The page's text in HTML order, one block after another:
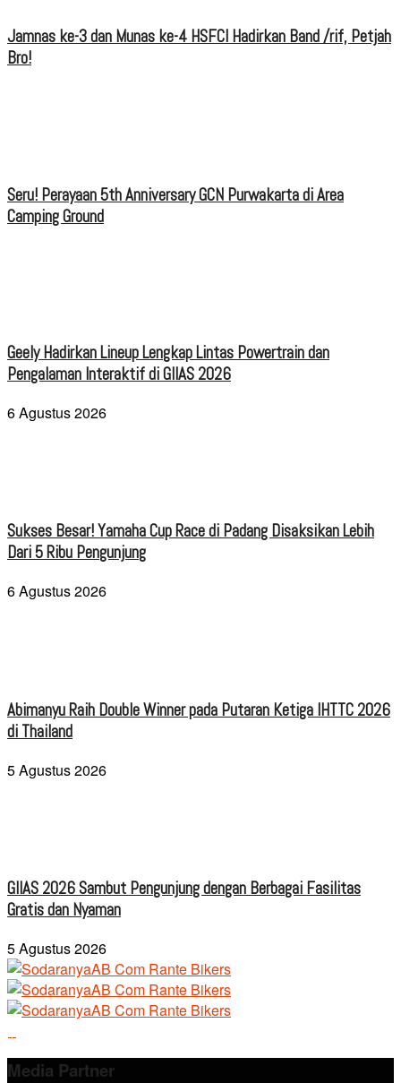
Jamnas ke-3 dan Munas ke-4 HSFCI Hadirkan Band /rif, Petjah
Bro!
Seru! Perayaan 5th Anniversary GCN Purwakarta di Area
Camping Ground
Geely Hadirkan Lineup Lengkap Lintas Powertrain dan
Pengalaman Interaktif di GIIAS 2026
6 Agustus 2026
Sukses Besar! Yamaha Cup Race di Padang Disaksikan Lebih
Dari 5 Ribu Pengunjung
6 Agustus 2026
Abimanyu Raih Double Winner pada Putaran Ketiga IHTTC 2026
di Thailand
5 Agustus 2026
GIIAS 2026 Sambut Pengunjung dengan Berbagai Fasilitas
Gratis dan Nyaman
5 Agustus 2026
Media Partner